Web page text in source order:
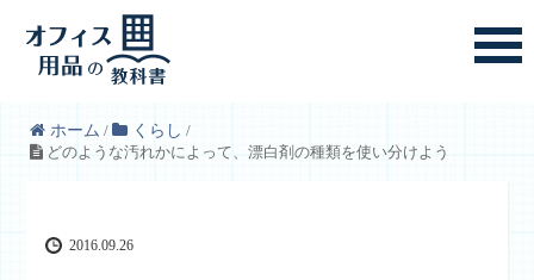
ホーム / くらし /
どのような汚れかによって、漂白剤の種類を使い分けよう
2016.09.26